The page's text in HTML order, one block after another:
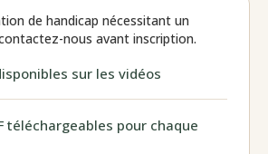
de handicap nécessitant un
nous avant inscription.
sur les vidéos
téléchargeables pour chaque